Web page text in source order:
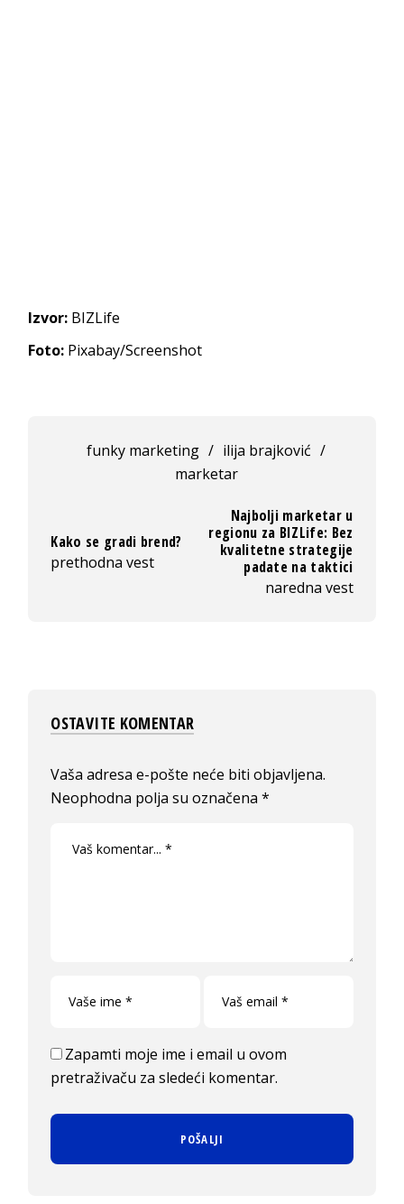
Izvor: BIZLife
Foto: Pixabay/Screenshot
funky marketing / ilija brajković /
marketar
Kako se gradi brend?
prethodna vest
Najbolji marketar u
regionu za BIZLife: Bez
kvalitetne strategije
padate na taktici
naredna vest
OSTAVITE KOMENTAR
Vaša adresa e-pošte neće biti objavljena.
Neophodna polja su označena*
Zapamti moje ime i email u ovom
pretraživaču za sledeći komentar.